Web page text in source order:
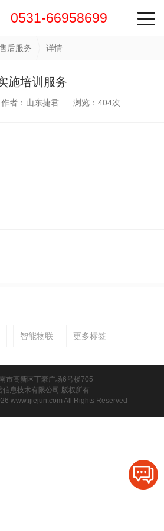
0531-66958699
后服务 详情
施培训服务
者：山东捷君 浏览： 404次
智能物联 更多标签
市高新区丁豪广场6号楼705
信息技术有限公司 版权所有
www.ijiejun.com All Rights Reserved